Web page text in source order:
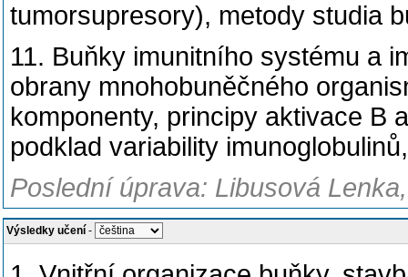
tumorsupresory), metody studia
11. Buňky imunitního systému a
obrany mnohobuněčného
komponenty, principy aktivace B
podklad variability
Poslední úprava: Libusová
Výsledky učení -